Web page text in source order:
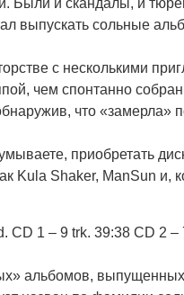
Были и скандалы, и
выпускать сольные
с несколькими
чем спонтанно
что «замерла»
приобретать диск
Kula Shaker, ManSun и,
CD 1 – 9 trk. 39:38 CD 2 –
альбомов,